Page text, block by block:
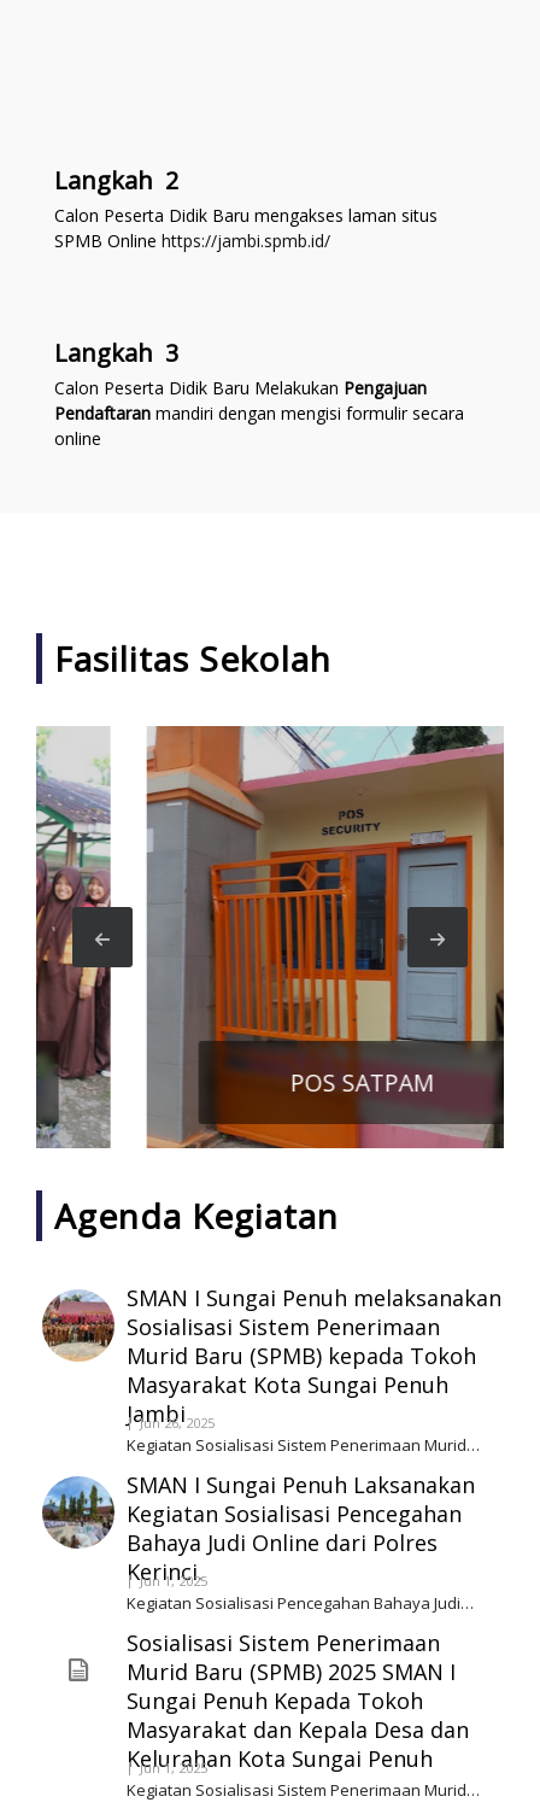
Langkah 2
Calon Peserta Didik Baru mengakses laman situs
SPMB Online https://jambi.spmb.id/
Langkah 3
Calon Peserta Didik Baru Melakukan Pengajuan
Pendaftaran mandiri dengan mengisi formulir secara
online
Fasilitas Sekolah
POS SATPAM
Agenda Kegiatan
SMAN I Sungai Penuh melaksanakan
Sosialisasi Sistem Penerimaan
Murid Baru (SPMB) kepada Tokoh
Masyarakat Kota Sungai Penuh
Jambi
Jun 26, 2025
Kegiatan Sosialisasi Sistem Penerimaan Murid…
SMAN I Sungai Penuh Laksanakan
Kegiatan Sosialisasi Pencegahan
Bahaya Judi Online dari Polres
Kerinci.
Jun 1, 2025
Kegiatan Sosialisasi Pencegahan Bahaya Judi…
Sosialisasi Sistem Penerimaan
Murid Baru (SPMB) 2025 SMAN I
Sungai Penuh Kepada Tokoh
Masyarakat dan Kepala Desa dan
Kelurahan Kota Sungai Penuh
Jun 1, 2025
Kegiatan Sosialisasi Sistem Penerimaan Murid…